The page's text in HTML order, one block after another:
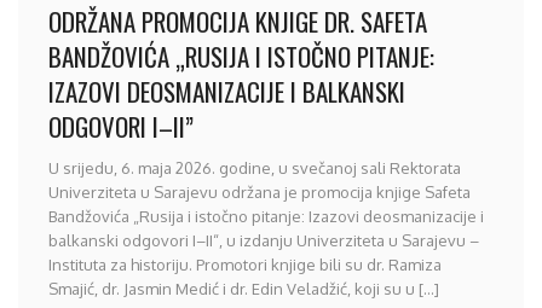
ODRŽANA PROMOCIJA KNJIGE DR. SAFETA
BANDŽOVIĆA „RUSIJA I ISTOČNO PITANJE:
IZAZOVI DEOSMANIZACIJE I BALKANSKI
ODGOVORI I–II”
U srijedu, 6. maja 2026. godine, u svečanoj sali Rektorata
Univerziteta u Sarajevu održana je promocija knjige Safeta
Bandžovića „Rusija i istočno pitanje: Izazovi deosmanizacije i
balkanski odgovori I–II“, u izdanju Univerziteta u Sarajevu –
Instituta za historiju. Promotori knjige bili su dr. Ramiza
Smajić, dr. Jasmin Medić i dr. Edin Veladžić, koji su u [...]